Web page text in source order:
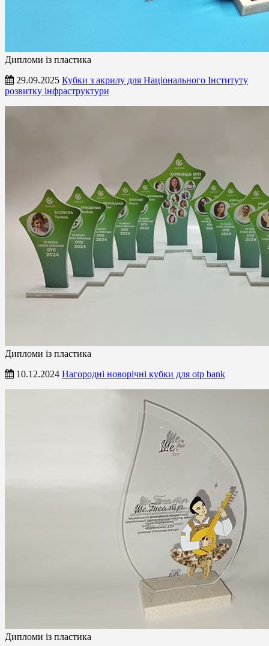
Дипломи із пластика
29.09.2025 Кубки з акрилу для Національного Інституту
розвитку інфраструктури
Дипломи із пластика
10.12.2024 Нагородні новорічні кубки для otp bank
Дипломи із пластика